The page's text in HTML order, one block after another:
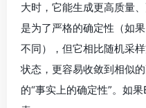
大时，它能生成更高质量
是为了严格的确定性（如
不同），但它相比随机采
状态，更容易收敛到相似
的“事实上的确定性”。如